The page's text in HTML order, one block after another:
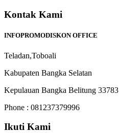
Kontak Kami
INFOPROMODISKON OFFICE
Teladan,Toboali
Kabupaten Bangka Selatan
Kepulauan Bangka Belitung 33783
Phone : 081237379996
Ikuti Kami